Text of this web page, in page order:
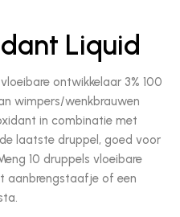
Liquid
ontwikkelaar 3% 100
wimpers/wenkbrauwen
in combinatie met
laatste druppel, goed voor
10 druppels vloeibare
aanbrengstaafje of een